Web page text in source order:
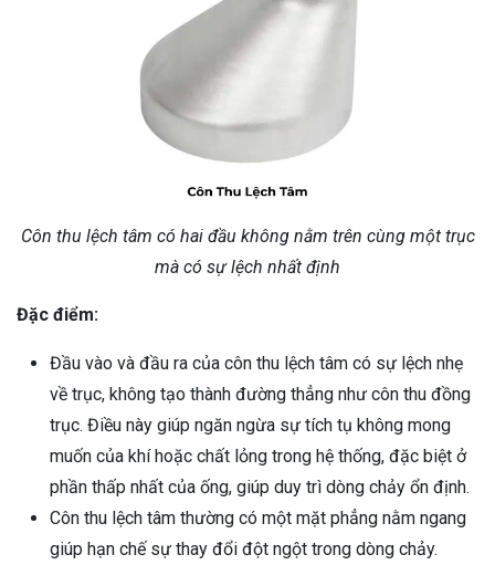
Côn thu lệch tâm có hai đầu không nằm trên cùng một trục
mà có sự lệch nhất định
Đặc điểm:
Đầu vào và đầu ra của côn thu lệch tâm có sự lệch nhẹ
về trục, không tạo thành đường thẳng như côn thu đồng
trục. Điều này giúp ngăn ngừa sự tích tụ không mong
muốn của khí hoặc chất lỏng trong hệ thống, đặc biệt ở
phần thấp nhất của ống, giúp duy trì dòng chảy ổn định.
Côn thu lệch tâm thường có một mặt phẳng nằm ngang
giúp hạn chế sự thay đổi đột ngột trong dòng chảy.